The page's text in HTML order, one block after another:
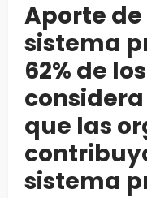
Aporte
sistema
62% de
que las
sistema